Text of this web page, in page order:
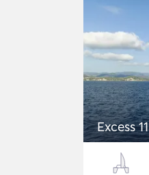
Excess 11